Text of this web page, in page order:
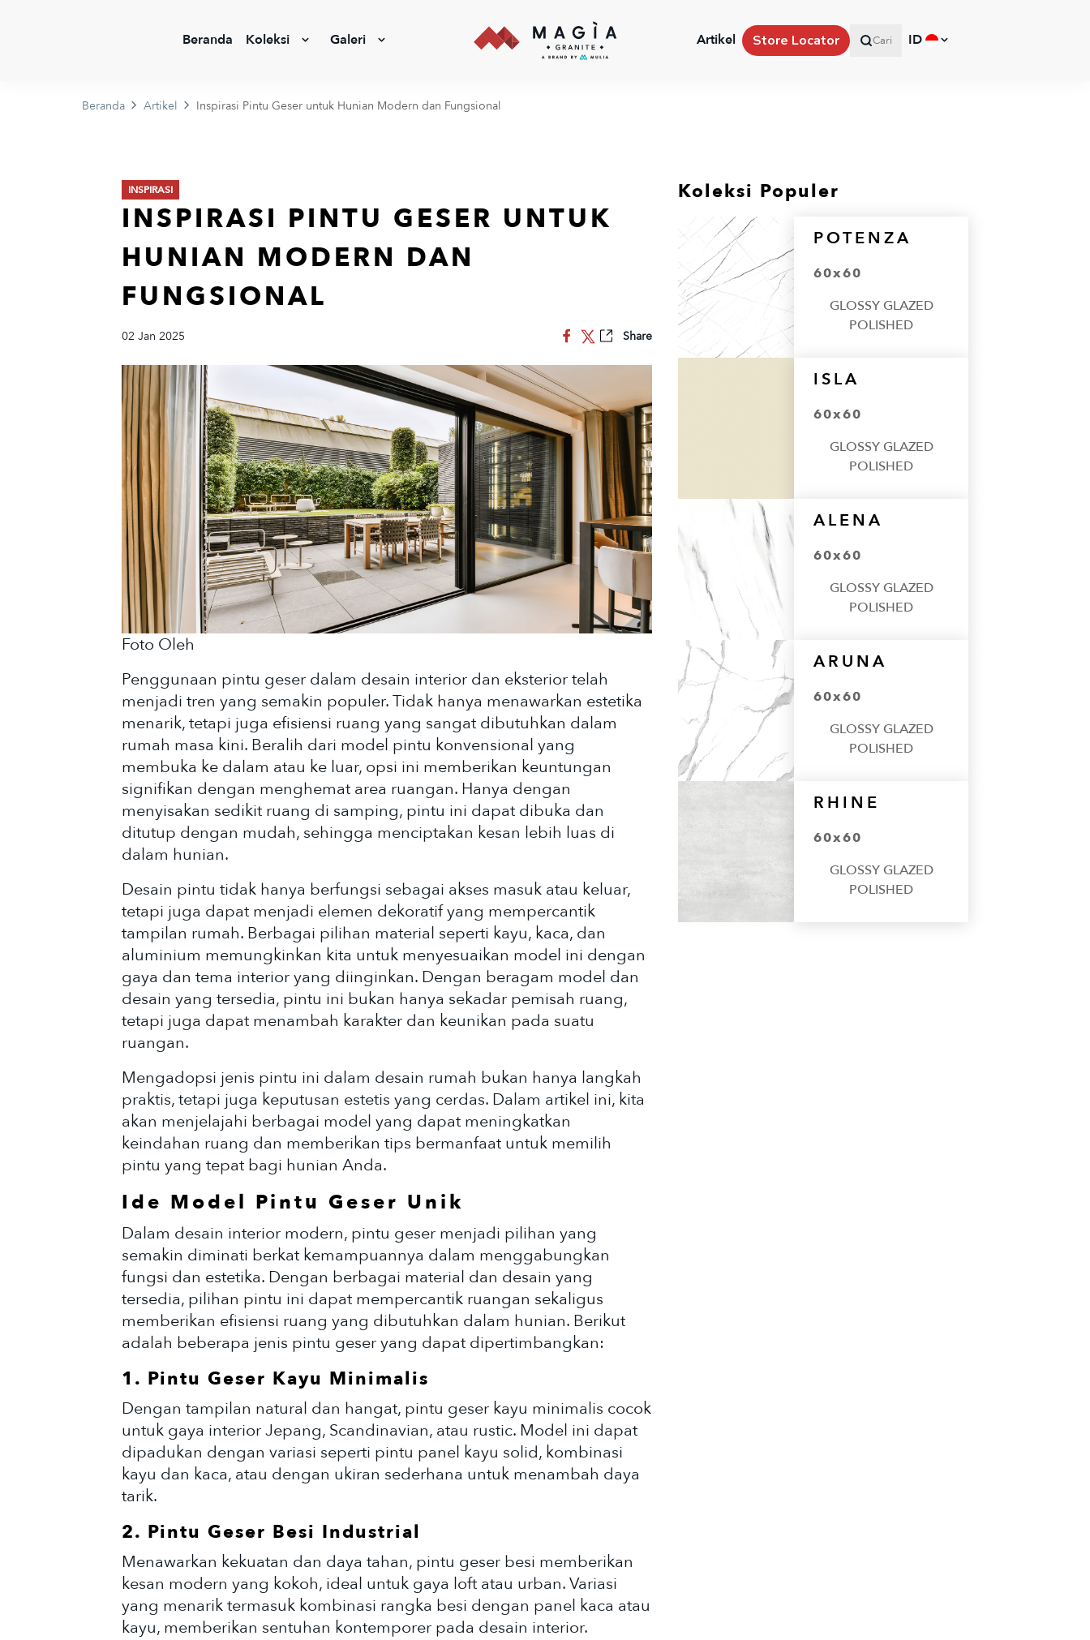
Beranda Koleksi Galeri Artikel Store Locator Cari ID
Beranda Artikel Inspirasi Pintu Geser untuk Hunian Modern dan Fungsional
INSPIRASI
INSPIRASI PINTU GESER UNTUK
HUNIAN MODERN DAN
FUNGSIONAL
02 Jan 2025 Share
Foto Oleh
Penggunaan pintu geser dalam desain interior dan eksterior telah
menjadi tren yang semakin populer. Tidak hanya menawarkan estetika
menarik, tetapi juga efisiensi ruang yang sangat dibutuhkan dalam
rumah masa kini. Beralih dari model pintu konvensional yang
membuka ke dalam atau ke luar, opsi ini memberikan keuntungan
signifikan dengan menghemat area ruangan. Hanya dengan
menyisakan sedikit ruang di samping, pintu ini dapat dibuka dan
ditutup dengan mudah, sehingga menciptakan kesan lebih luas di
dalam hunian.
Desain pintu tidak hanya berfungsi sebagai akses masuk atau keluar,
tetapi juga dapat menjadi elemen dekoratif yang mempercantik
tampilan rumah. Berbagai pilihan material seperti kayu, kaca, dan
aluminium memungkinkan kita untuk menyesuaikan model ini dengan
gaya dan tema interior yang diinginkan. Dengan beragam model dan
desain yang tersedia, pintu ini bukan hanya sekadar pemisah ruang,
tetapi juga dapat menambah karakter dan keunikan pada suatu
ruangan.
Mengadopsi jenis pintu ini dalam desain rumah bukan hanya langkah
praktis, tetapi juga keputusan estetis yang cerdas. Dalam artikel ini, kita
akan menjelajahi berbagai model yang dapat meningkatkan
keindahan ruang dan memberikan tips bermanfaat untuk memilih
pintu yang tepat bagi hunian Anda.
Ide Model Pintu Geser Unik
Dalam desain interior modern, pintu geser menjadi pilihan yang
semakin diminati berkat kemampuannya dalam menggabungkan
fungsi dan estetika. Dengan berbagai material dan desain yang
tersedia, pilihan pintu ini dapat mempercantik ruangan sekaligus
memberikan efisiensi ruang yang dibutuhkan dalam hunian. Berikut
adalah beberapa jenis pintu geser yang dapat dipertimbangkan:
1. Pintu Geser Kayu Minimalis
Dengan tampilan natural dan hangat, pintu geser kayu minimalis cocok
untuk gaya interior Jepang, Scandinavian, atau rustic. Model ini dapat
dipadukan dengan variasi seperti pintu panel kayu solid, kombinasi
kayu dan kaca, atau dengan ukiran sederhana untuk menambah daya
tarik.
2. Pintu Geser Besi Industrial
Menawarkan kekuatan dan daya tahan, pintu geser besi memberikan
kesan modern yang kokoh, ideal untuk gaya loft atau urban. Variasi
yang menarik termasuk kombinasi rangka besi dengan panel kaca atau
kayu, memberikan sentuhan kontemporer pada desain interior.
Koleksi Populer
POTENZA
60x60
GLOSSY GLAZED
POLISHED
ISLA
60x60
GLOSSY GLAZED
POLISHED
ALENA
60x60
GLOSSY GLAZED
POLISHED
ARUNA
60x60
GLOSSY GLAZED
POLISHED
RHINE
60x60
GLOSSY GLAZED
POLISHED